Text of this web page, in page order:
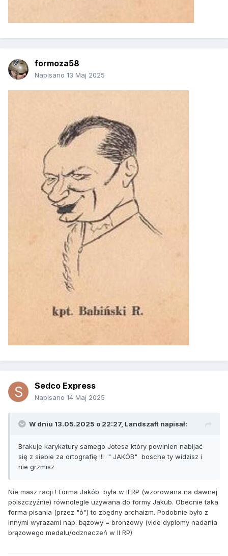
formoza58
Napisano 13 Maj 2025
Sedco Express
Napisano 14 Maj 2025
W dniu 13.05.2025 o 22:27, Landszaft napisał:
Brakuje karykatury samego Jotesa który powinien nabijać
się z siebie za ortografię !!! " JAKÓB" bosche ty widzisz i
nie grzmisz
Nie masz racji ! Forma Jakób była w II RP (wzorowana na dawnej
polszczyźnie) równolegle używana do formy Jakub. Obecnie taka
forma pisania (przez "ó") to zbędny archaizm. Podobnie było z
innymi wyrazami nap. bązowy = bronzowy (vide dyplomy nadania
brązowego medalu/odznaczeń w II RP)